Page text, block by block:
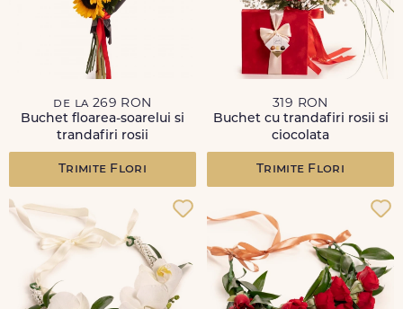
de la 269 RON
Buchet floarea-soarelui si
trandafiri rosii
Trimite Flori
319 RON
Buchet cu trandafiri rosii si
ciocolata
Trimite Flori